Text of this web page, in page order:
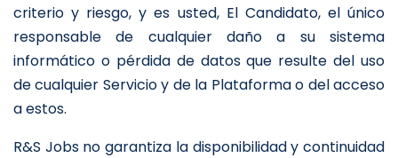
criterio y riesgo, y es usted, El Candidato, el único
responsable de cualquier daño a su sistema
informático o pérdida de datos que resulte del uso
de cualquier Servicio y de la Plataforma o del acceso
a estos.
R&S Jobs no garantiza la disponibilidad y continuidad